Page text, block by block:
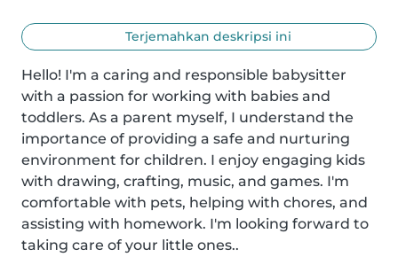
Terjemahkan deskripsi ini
Hello! I'm a caring and responsible babysitter
with a passion for working with babies and
toddlers. As a parent myself, I understand the
importance of providing a safe and nurturing
environment for children. I enjoy engaging kids
with drawing, crafting, music, and games. I'm
comfortable with pets, helping with chores, and
assisting with homework. I'm looking forward to
taking care of your little ones..